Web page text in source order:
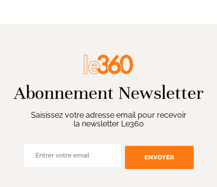
Abonnement Newsletter
Saisissez votre adresse email pour recevoir
la newsletter Le360
ENVOYER